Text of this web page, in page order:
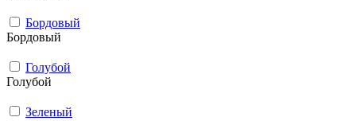
Бордовый
Бордовый
Голубой
Голубой
Зеленый